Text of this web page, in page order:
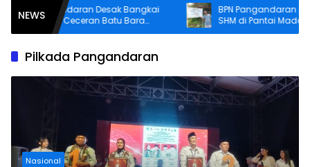
NEWS Desak Bangkai
Ceceran Batu Bara
Soroti Buruknya
BPN Pangandaran Akan Cek
SHM di Pantai Madasari,
Usut Asal-usul Sertifikat
Pilkada Pangandaran
Nasional